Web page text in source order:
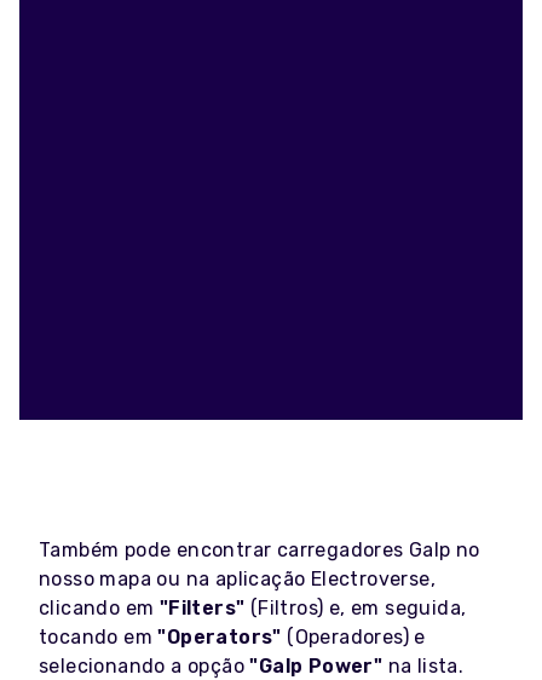
Também pode encontrar carregadores Galp no
nosso mapa ou na aplicação Electroverse,
clicando em "Filters" (Filtros) e, em seguida,
tocando em"Operators" (Operadores) e
selecionando a opção"Galp Power" na lista.